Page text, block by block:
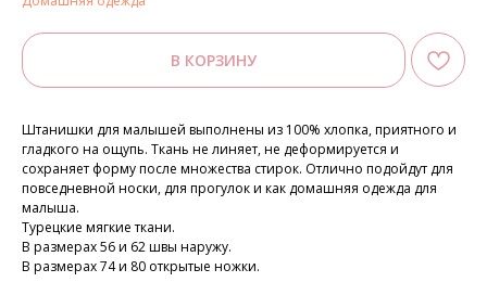
В КОРЗИНУ
Штанишки для малышей выполнены из 100% хлопка, приятного и
гладкого на ощупь. Ткань не линяет, не деформируется и
сохраняет форму после множества стирок. Отлично подойдут для
повседневной носки, для прогулок и как домашняя одежда для
малыша.
Турецкие мягкие ткани.
В размерах 56 и 62 швы наружу.
В размерах 74 и 80 открытые ножки.